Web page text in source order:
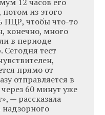
из этого
ПЦР, чтобы что-то
конечно, много
в периоде
тест
прямо от
отправляется в
60 минут уже
— рассказала
надзорного